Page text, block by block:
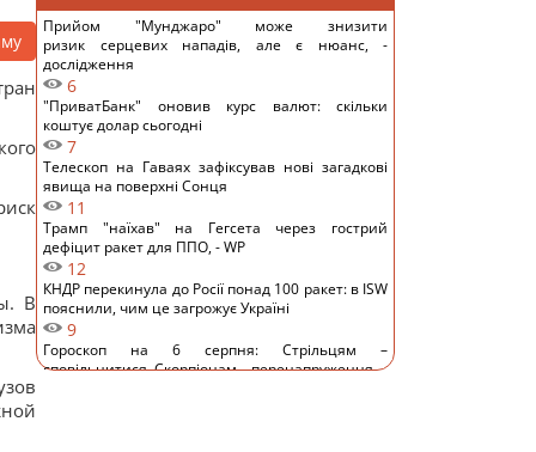
В
Прийом "Мунджаро" може знизити
ризик серцевих нападів, але є нюанс, -
дослідження
6
"ПриватБанк" оновив курс валют: скільки
коштує долар сьогодні
7
Телескоп на Гаваях зафіксував нові загадкові
явища на поверхні Сонця
11
Трамп "наїхав" на Гегсета через гострий
дефіцит ракет для ППО, - WP
12
КНДР перекинула до Росії понад 100 ракет: в ISW
пояснили, чим це загрожує Україні
9
Гороскоп на 6 серпня: Стрільцям –
сповільнитися, Скорпіонам – перенапруження